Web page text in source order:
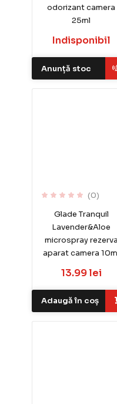
odorizant camera
25ml
Indisponibil
Anunță stoc
(0)
Glade Tranquil
Lavender&Aloe
microspray rezerva
aparat camera
13.99 lei
Adaugă în coș